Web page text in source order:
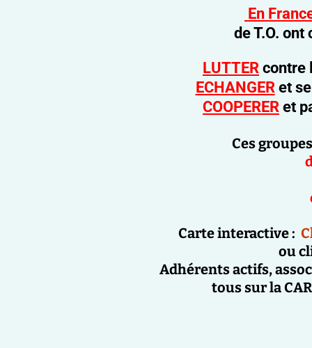
En
de T.O. ont
LUTTER contre
ECHANGER et
COOPERER et
Ces
Carte interactive :
ou
Adhérents actifs,
tous sur la